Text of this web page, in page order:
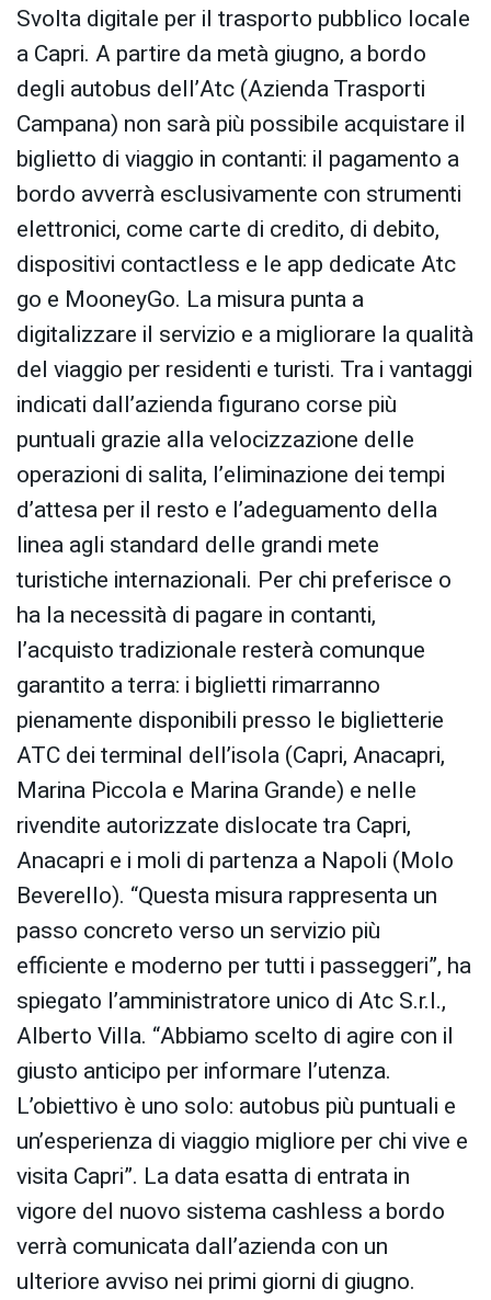
Svolta digitale per il trasporto pubblico locale
a Capri. A partire da metà giugno, a bordo
degli autobus dell’Atc (Azienda Trasporti
Campana) non sarà più possibile acquistare il
biglietto di viaggio in contanti: il pagamento a
bordo avverrà esclusivamente con strumenti
elettronici, come carte di credito, di debito,
dispositivi contactless e le app dedicate Atc
go e MooneyGo. La misura punta a
digitalizzare il servizio e a migliorare la qualità
del viaggio per residenti e turisti. Tra i vantaggi
indicati dall’azienda figurano corse più
puntuali grazie alla velocizzazione delle
operazioni di salita, l’eliminazione dei tempi
d’attesa per il resto e l’adeguamento della
linea agli standard delle grandi mete
turistiche internazionali. Per chi preferisce o
ha la necessità di pagare in contanti,
l’acquisto tradizionale resterà comunque
garantito a terra: i biglietti rimarranno
pienamente disponibili presso le biglietterie
ATC dei terminal dell’isola (Capri, Anacapri,
Marina Piccola e Marina Grande) e nelle
rivendite autorizzate dislocate tra Capri,
Anacapri e i moli di partenza a Napoli (Molo
Beverello). “Questa misura rappresenta un
passo concreto verso un servizio più
efficiente e moderno per tutti i passeggeri”, ha
spiegato l’amministratore unico di Atc S.r.l.,
Alberto Villa. “Abbiamo scelto di agire con il
giusto anticipo per informare l’utenza.
L’obiettivo è uno solo: autobus più puntuali e
un’esperienza di viaggio migliore per chi vive e
visita Capri”. La data esatta di entrata in
vigore del nuovo sistema cashless a bordo
verrà comunicata dall’azienda con un
ulteriore avviso nei primi giorni di giugno.